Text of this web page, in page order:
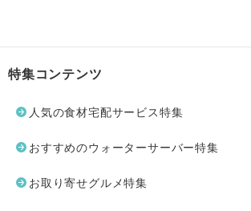
特集コンテンツ
人気の食材宅配サービス特集
おすすめのウォーターサーバー特集
お取り寄せグルメ特集